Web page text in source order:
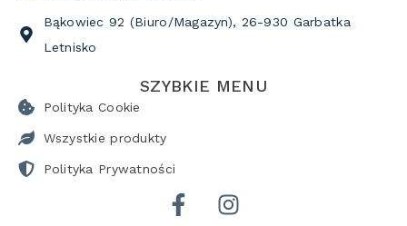
Bąkowiec 92 (Biuro/Magazyn), 26-930 Garbatka
Letnisko
SZYBKIE MENU
Polityka Cookie
Wszystkie produkty
Polityka Prywatności